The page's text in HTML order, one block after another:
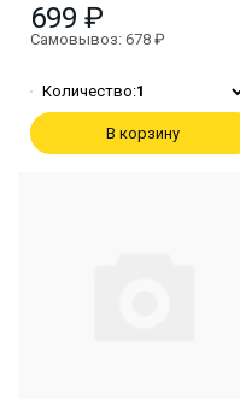
699 ₽
Самовывоз: 678 ₽
Количество:1
В корзину